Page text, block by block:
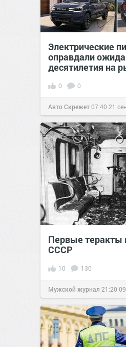
Электрические
оправдали
десятилетия на
0 0
Авто Скрежет07:40 21
Первые теракты
СССР⁠⁠
10 130
Мужской журнал 21:20